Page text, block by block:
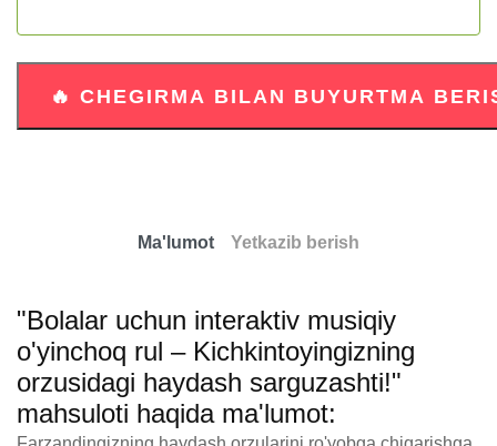
Ma'lumot Yetkazib berish
"Bolalar uchun interaktiv musiqiy
o'yinchoq rul – Kichkintoyingizning
orzusidagi haydash sarguzashti!"
mahsuloti haqida ma'lumot: